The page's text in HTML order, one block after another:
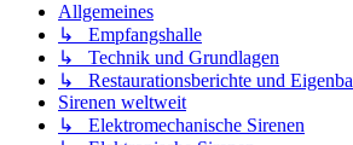
Allgemeines
↳ Empfangshalle
↳ Technik und Grundlagen
↳ Restaurationsberichte und
Sirenen weltweit
↳ Elektromechanische Sirenen